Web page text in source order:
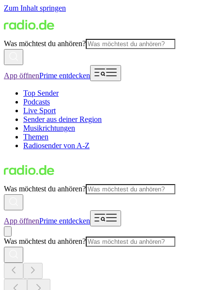
Zum Inhalt springen
Was möchtest du anhören?
App öffnenPrime entdecken
Top Sender
Podcasts
Live Sport
Sender aus deiner Region
Musikrichtungen
Themen
Radiosender von A-Z
Was möchtest du anhören?
App öffnenPrime entdecken
Was möchtest du anhören?